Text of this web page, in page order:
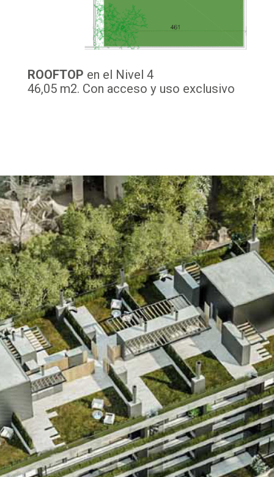
ROOFTOP en el Nivel 4
46,05 m2. Con acceso y uso exclusivo